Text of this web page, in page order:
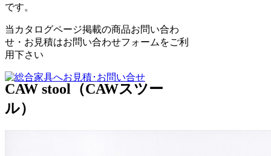
です。
当カタログページ掲載の商品お問い合わ
せ・お見積はお問い合わせフォームをご利
用下さい
CAW stool（CAWスツー
ル）